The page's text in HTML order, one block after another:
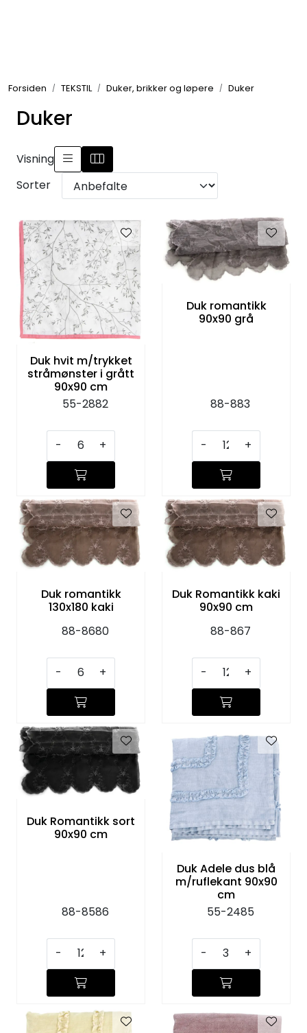
Forsiden TEKSTIL Duker, brikker og løpere Duker
Duker
Visning
Sorter
Duk hvit m/trykket
stråmønster i grått
90x90 cm
55-2882
- +
Duk romantikk
90x90 grå
88-883
- +
Duk romantikk
130x180 kaki
88-8680
- +
Duk Romantikk kaki
90x90 cm
88-867
- +
Duk Romantikk sort
90x90 cm
88-8586
- +
Duk Adele dus blå
m/ruflekant 90x90
cm
55-2485
- +
UTEMILJØ
VERKTØY
INTERIØR
TEKSTIL
KJØKKEN
MØBLER
GAVESETT
ACCESSORIES